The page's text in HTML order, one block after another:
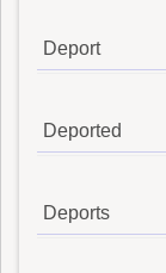
Deport
Deported
Deports